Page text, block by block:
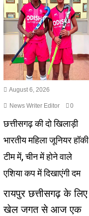
August 6, 2026
News Writer Editor 0
छत्तीसगढ़ की दो खिलाड़ी
भारतीय महिला जूनियर हॉकी
टीम में, चीन में होने वाले
एशिया कप में दिखाएंगी दम
रायपुर छत्तीसगढ़ के लिए
खेल जगत से आज एक